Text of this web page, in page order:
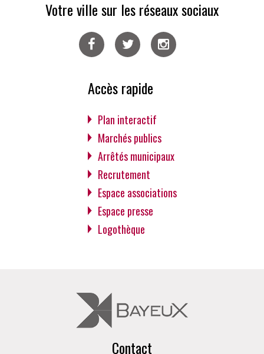
Votre ville sur les réseaux sociaux
Accès rapide
Plan interactif
Marchés publics
Arrêtés municipaux
Recrutement
Espace associations
Espace presse
Logothèque
Contact